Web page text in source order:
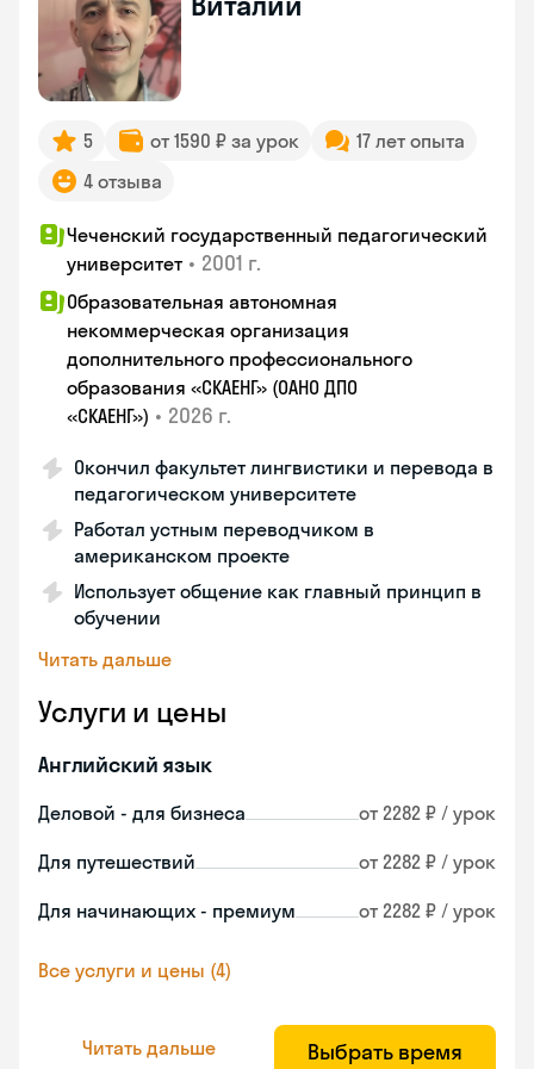
5 от 1590 ₽ за урок
17 лет опыта
4 отзыва
Чеченский государственный педагогический
университет • 2001 г.
Образовательная автономная
некоммерческая организация
дополнительного профессионального
образования «СКАЕНГ» (ОАНО ДПО
«СКАЕНГ») • 2026 г.
Окончил факультет лингвистики и перевода в
педагогическом университете
Работал устным переводчиком в
американском проекте
Использует общение как главный принцип в
обучении
Читать дальше
Услуги и цены
Английский язык
Деловой - для бизнеса от 2282 ₽ / урок
Для путешествий от 2282 ₽ / урок
Для начинающих - премиум от 2282 ₽ / урок
Все услуги и цены (4)
Читать дальше Выбрать время